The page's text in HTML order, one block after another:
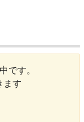
です。
ます